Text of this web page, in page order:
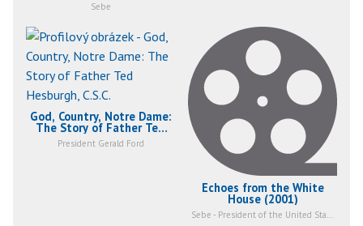
Sebe
God, Country, Notre Dame:
The Story of Father Ted
Hesburgh, C.S.C. (2005)
President Gerald Ford
Echoes from the White
House (2001)
Sebe - President of the United States